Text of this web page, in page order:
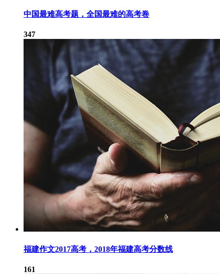
中国最难高考题，全国最难的高考卷
347
福建作文2017高考，2018年福建高考分数线
161